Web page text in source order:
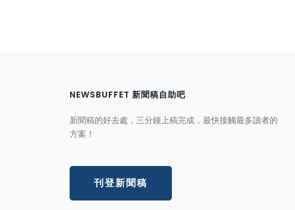
NEWSBUFFET 新聞稿自助吧
新聞稿的好去處，三分鐘上稿完成，最快接觸最多讀者的
方案！
刊登新聞稿